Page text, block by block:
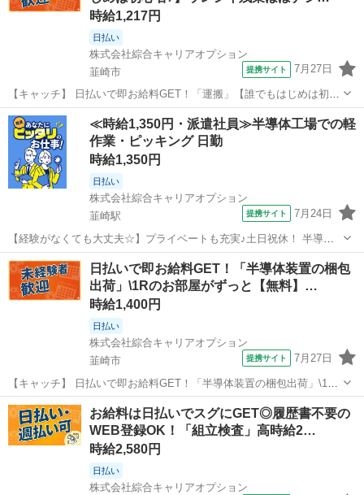
時給1,217円
日払い
株式会社綜合キャリアオプション
韮崎市
提携サイト 7月27日
【キャッチ】 日払いで即お給料GET！「運搬」【誰でもはじめは初心
者♪】ウレシイ残業ほぼナシ♪高時給1217円～1522円！ 【コメント】
＼大手人材派遣会社で働きませんか♪／ 「新しい職場は不安・・・」
「経験はないけ...
山梨 韮崎市 工場
≪時給1,350円・派遣社員≫半導体工場での軽
作業・ピッキング 日勤
時給1,350円
日払い
株式会社綜合キャリアオプション
韮崎駅
提携サイト 7月24日
【経験がなくても大丈夫☆】プライベートも充実♪土日祝休！ 半導体
パーツの洗浄作業 【業務内容詳細】 車なしでも通勤ラクラク！※駅か
らの送迎バスあり！土日祝休みでプライベート充実！半導体製造装置
に使用される部品の洗浄作業 ...
山梨 韮崎市 韮崎駅 その他
日払いで即お給料GET！「半導体装置の梱包
出荷」\1Rのお部屋がずっと【無料】…
時給1,400円
日払い
株式会社綜合キャリアオプション
韮崎市
提携サイト 7月27日
【キャッチ】 日払いで即お給料GET！「半導体装置の梱包出荷」\1R
のお部屋がずっと【無料】/さらに【大型家電付き】!!人気の日勤×土日
祝休み♪高時給1400円～1750円！ 【コメント】 製造のお仕事が豊富★
未経験で働い...
山梨 韮崎市 工場
お給料は日払いでスグにGET◎履歴書不要の
WEB登録OK！「組立検査」高時給2…
時給2,580円
日払い
株式会社綜合キャリアオプション